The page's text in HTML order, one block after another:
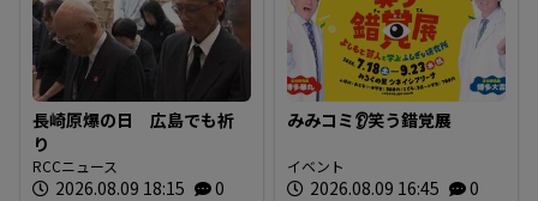
長崎原爆の日 広島でも祈
り
RCCニュース
2026.08.09 18:15 0
みみコミ👂笑う錯覚展
イベント
2026.08.09 16:45 0